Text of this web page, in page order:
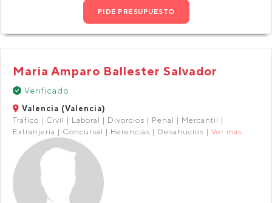
PIDE PRESUPUESTO
Maria Amparo Ballester Salvador
Verificado
Valencia (Valencia)
Tráfico | Civil | Laboral | Divorcios | Penal | Mercantil |
Extranjería | Concursal | Herencias | Desahucios | Ver más